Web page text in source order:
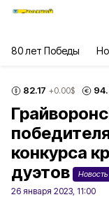
80 лет Победы
82.17 +0.00$
конкурса
дуэтов
Новость
26 января 2023, 11:00